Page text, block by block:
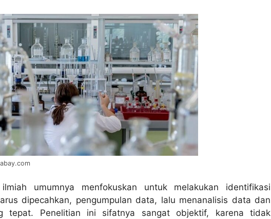
umumnya menfokuskan untuk melakukan identifikasi
dipecahkan, pengumpulan data, lalu menanalisis data dan
tepat. Penelitian ini sifatnya sangat objektif, karena tidak